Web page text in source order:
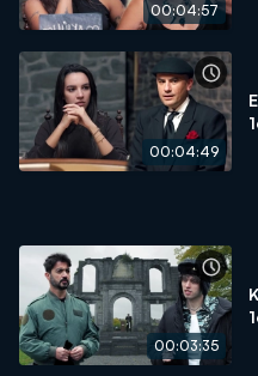
00:04:57
00:04:49
00:03:35